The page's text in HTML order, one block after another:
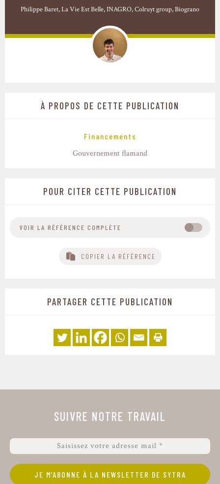
Philippe Baret La Vie Est Belle, INAGRO, Colruyt group, Biograno
À PROPOS DE CETTE PUBLICATION
Financements
Gouvernement flamand
POUR CITER CETTE PUBLICATION
VOIR LA RÉFÉRENCE COMPLÈTE
Sytra, La Vie Est Belle, INAGRO, Colruyt Group &
Biograno. 2024. Economisch model van de sojaketen.
COPIER LA RÉFÉRENCE
PARTAGER CETTE PUBLICATION
SUIVRE NOTRE TRAVAIL